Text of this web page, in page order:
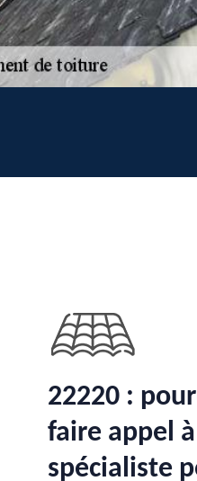
22220 :
faire appel
spécialiste